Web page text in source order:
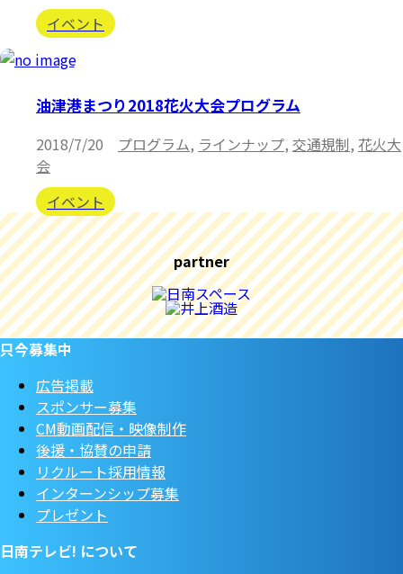
イベント
油津港まつり2018花火大会プログラム
2018/7/20 プログラム, ラインナップ, 交通規制, 花火大
会
イベント
partner
只今募集中
広告掲載
スポンサー募集
CM動画配信・映像制作
後援・協賛の申請
リクルート採用情報
インターンシップ募集
プレゼント
日南テレビ! について